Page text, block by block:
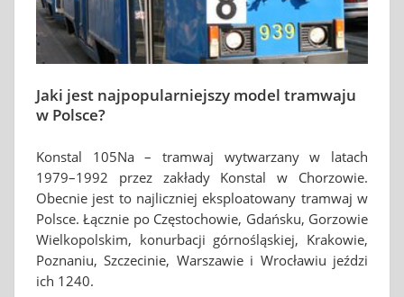
Jaki jest najpopularniejszy model tramwaju
w Polsce?
Konstal 105Na – tramwaj wytwarzany w latach
1979–1992 przez zakłady Konstal w Chorzowie.
Obecnie jest to najliczniej eksploatowany tramwaj w
Polsce. Łącznie po Częstochowie, Gdańsku, Gorzowie
Wielkopolskim, konurbacji górnośląskiej, Krakowie,
Poznaniu, Szczecinie, Warszawie i Wrocławiu jeździ
ich 1240.